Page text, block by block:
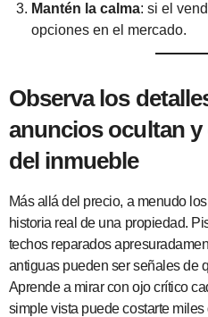
Mantén la calma: si el
opciones en el mercado.
Observa los
anuncios ocultan y
del inmueble
Más allá del precio, a menudo
historia real de una propiedad.
techos reparados
antiguas pueden ser señales de
Aprende a mirar con ojo crítico
simple vista puede costarte